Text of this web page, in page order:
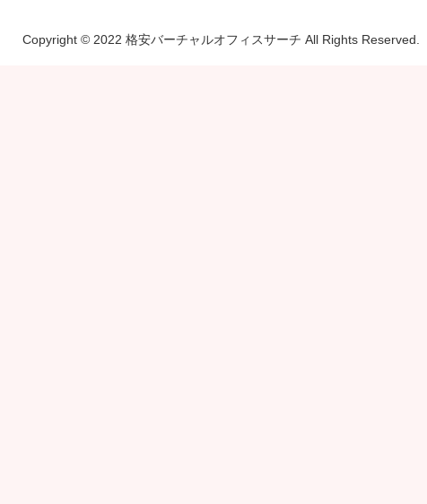
Copyright © 2022 格安バーチャルオフィスサーチ All Rights Reserved.